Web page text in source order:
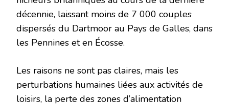
décennie, laissant moins de 7 000 couples
dispersés du Dartmoor au Pays de Galles, dans
les Pennines et en Écosse.
Les raisons ne sont pas claires, mais les
perturbations humaines liées aux activités de
loisirs, la perte des zones d’alimentation